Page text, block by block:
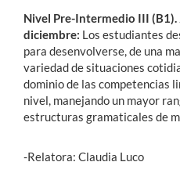
Nivel Pre-Intermedio III (B1).
diciembre: Los estudiantes
para desenvolverse, de una
variedad de situaciones
dominio de las competencias
nivel, manejando un mayor
estructuras gramaticales de
-Relatora: Claudia Luco